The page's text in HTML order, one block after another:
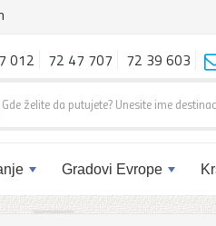
Gradovi Evrope
012 72 47 707 72 39 603